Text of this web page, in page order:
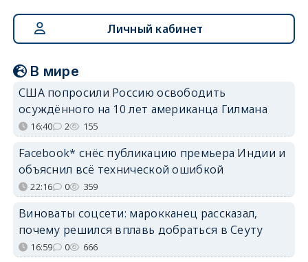
Личный кабинет
В мире
США попросили Россию освободить
осуждённого на 10 лет американца Гилмана
16:40 2 155
Facebook* снёс публикацию премьера Индии и
объяснил всё технической ошибкой
22:16 0 359
Виноваты соцсети: марокканец рассказал,
почему решился вплавь добраться в Сеуту
16:59 0 666